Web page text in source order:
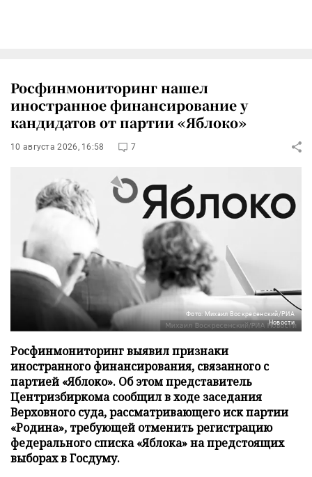
Росфинмониторинг нашел
иностранное финансирование у
кандидатов от партии «Яблоко»
10 августа 2026, 16:58 7
Фото: Михаил Воскресенский/РИА
Новости
Росфинмониторинг выявил признаки
иностранного финансирования, связанного с
партией «Яблоко». Об этом представитель
Центризбиркома сообщил в ходе заседания
Верховного суда, рассматривающего иск партии
«Родина», требующей отменить регистрацию
федерального списка «Яблока» на предстоящих
выборах в Госдуму.